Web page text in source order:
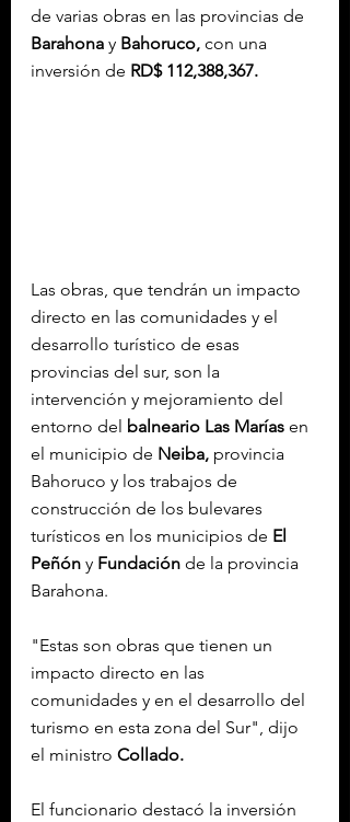
de varias obras en las provincias de
Barahona y Bahoruco, con una
inversión de RD$ 112,388,367.
Las obras, que tendrán un impacto
directo en las comunidades y el
desarrollo turístico de esas
provincias del sur, son la
intervención y mejoramiento del
entorno del balneario Las Marías en
el municipio de Neiba, provincia
Bahoruco y los trabajos de
construcción de los bulevares
turísticos en los municipios de El
Peñón y Fundación de la provincia
Barahona.
"Estas son obras que tienen un
impacto directo en las
comunidades y en el desarrollo del
turismo en esta zona del Sur", dijo
el ministro Collado.
El funcionario destacó la inversión